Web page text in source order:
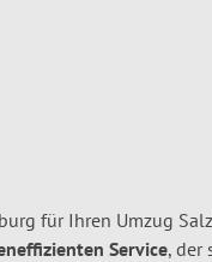
für Ihren Umzug
Service, der